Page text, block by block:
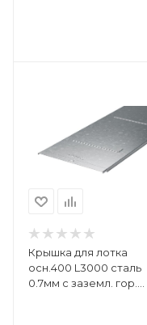
Крышка для лотка
осн.400 L3000 сталь
0.7мм с заземл. гор.